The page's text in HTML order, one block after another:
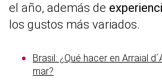
el año, además de
los gustos más variados.
Brasil: ¿Qué hacer en Arraial
mar?